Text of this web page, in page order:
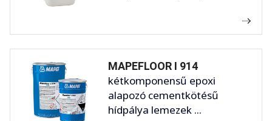
MAPEFLOOR I 914
kétkomponensű epoxi
alapozó cementkötésű
hídpálya lemezek ...